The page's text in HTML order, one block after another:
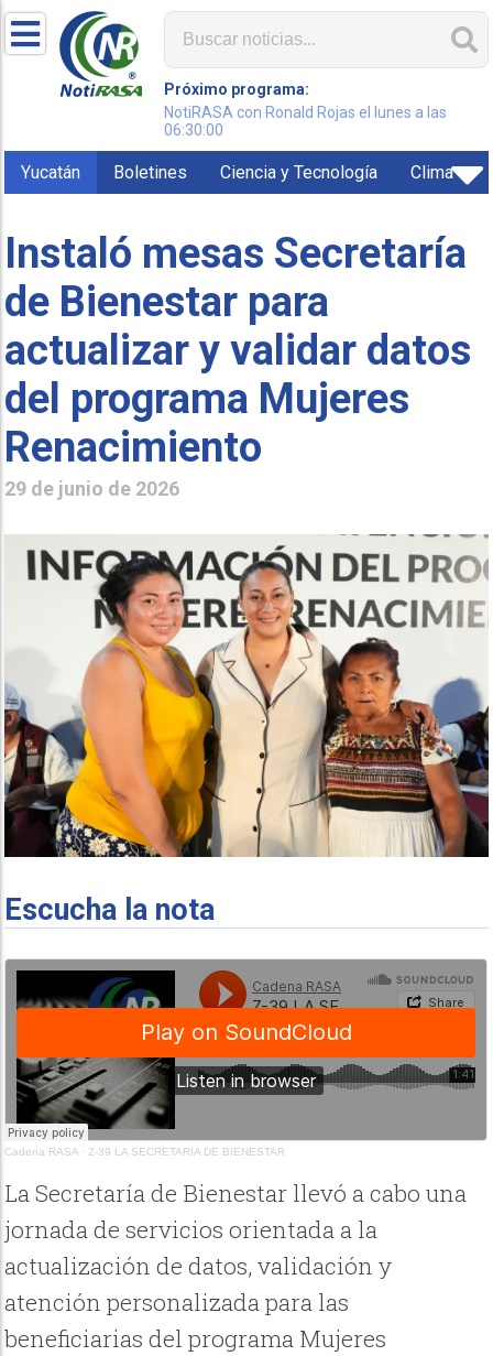
Próximo programa:
NotiRASA con Ronald Rojas el lunes a las
06:30:00
Yucatán Boletines Ciencia y Tecnología Clima
Instaló mesas Secretaría
de Bienestar para
actualizar y validar datos
del programa Mujeres
Renacimiento
29 de junio de 2026
Escucha la nota
Cadena RASA · Z-39 LA SECRETARIA DE BIENESTAR
La Secretaría de Bienestar llevó a cabo una
jornada de servicios orientada a la
actualización de datos, validación y
atención personalizada para las
beneficiarias del programa Mujeres